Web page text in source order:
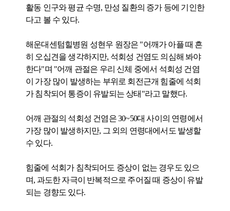
활동 인구와 평균 수명, 만성 질환의 증가 등에 기인한
다고 볼 수 있다.
해운대센텀힐병원 성현우 원장은 "어깨가 아플 때 흔
히 오십견을 생각하지만, 석회성 건염도 의심해 봐야
한다"며 "어깨 관절은 우리 신체 중에서 석회성 건염
이 가장 많이 발생하는 부위로 회전근개 힘줄에 석회
가 침착되어 통증이 유발되는 상태"라고 말했다.
어깨 관절의 석회성 건염은 30~50대 사이의 연령에서
가장 많이 발생하지만, 그 외의 연령대에서도 발생할
수 있다.
힘줄에 석회가 침착되어도 증상이 없는 경우도 있으
며, 과도한 자극이 반복적으로 주어질 때 증상이 유발
되는 경향도 있다.